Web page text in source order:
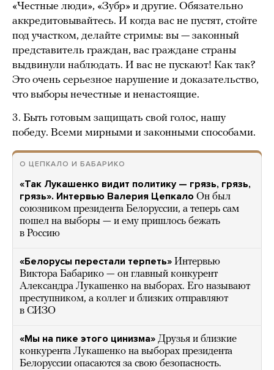
«Честные люди», «Зубр» и другие. Обязательно
аккредитовывайтесь. И когда вас не пустят, стойте
под участком, делайте стримы: вы — законный
представитель граждан, вас граждане страны
выдвинули наблюдать. И вас не пускают! Как так?
Это очень серьезное нарушение и доказательство,
что выборы нечестные и ненастоящие.
3. Быть готовым защищать свой голос, нашу
победу. Всеми мирными и законными способами.
О ЦЕПКАЛО И БАБАРИКО
«Так Лукашенко видит политику — грязь, грязь,
грязь». Интервью Валерия Цепкало Он был
союзником президента Белоруссии, а теперь сам
пошел на выборы — и ему пришлось бежать
в Россию
«Белорусы перестали терпеть» Интервью
Виктора Бабарико — он главный конкурент
Александра Лукашенко на выборах. Его называют
преступником, а коллег и близких отправляют
в СИЗО
«Мы на пике этого цинизма» Друзья и близкие
конкурента Лукашенко на выборах президента
Белоруссии опасаются за свою безопасность.